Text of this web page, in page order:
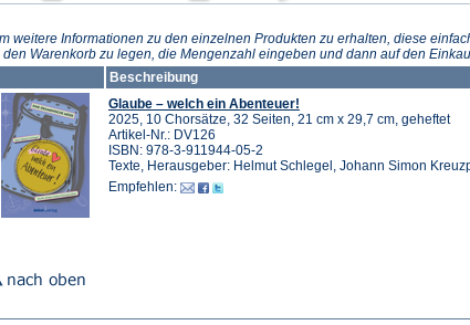
einem
Tab)
einem
Tab)
einem
Tab)
weitere Informationen zu den einzelnen Produkten zu erhalten, diese
den Warenkorb zu legen, die Mengenzahl eingeben und dann auf den
Beschreibung
Glaube – welch ein Abenteuer!
2025, 10 Chorsätze, 32 Seiten, 21 cm x 29,7 cm, geheftet
Artikel-Nr.: DV126
ISBN: 978-3-911944-05-2
Texte, Herausgeber: Helmut Schlegel, Johann Simon
Empfehlen: